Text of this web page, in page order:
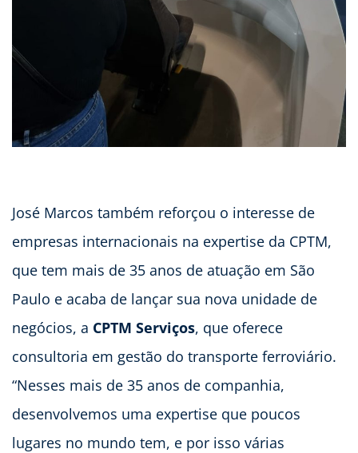
José Marcos também reforçou o interesse de
empresas internacionais na expertise da CPTM,
que tem mais de 35 anos de atuação em São
Paulo e acaba de lançar sua nova unidade de
negócios, a CPTM Serviços, que oferece
consultoria em gestão do transporte ferroviário.
“Nesses mais de 35 anos de companhia,
desenvolvemos uma expertise que poucos
lugares no mundo tem, e por isso várias